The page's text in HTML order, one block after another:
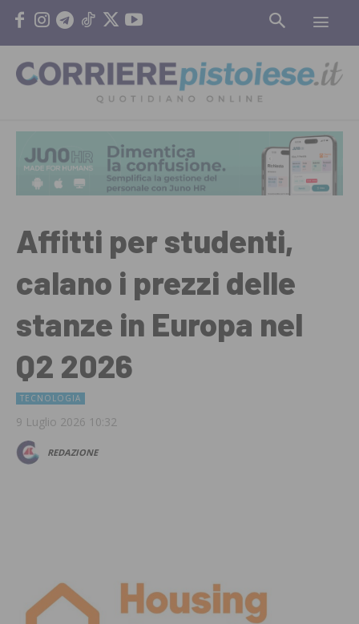
Affitti per studenti,
calano i prezzi delle
stanze in Europa nel
Q2 2026
TECNOLOGIA
9 Luglio 2026 10:32
REDAZIONE